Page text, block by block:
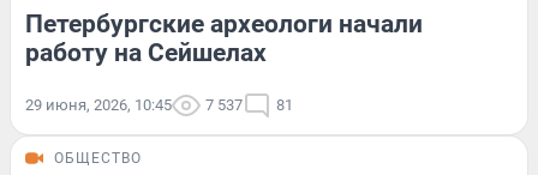
Петербургские археологи начали
работу на Сейшелах
29 июня, 2026, 10:45 7 537 81
ОБЩЕСТВО